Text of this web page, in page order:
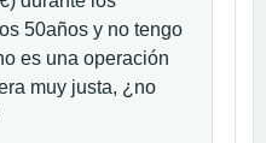
50años y no tengo
es una operación
muy justa, ¿no